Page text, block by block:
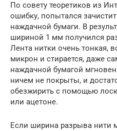
По совету теоретиков из
ошибку, попытался
наждачной бумаги. В
шириной 1 мм получился
Лента нитки очень тонкая,
микрон и стирается, даже
наждачной бумагой
ничем не покрыты, и
обезжирить с помощью
или ацетоне.
Если ширина разрыва нити